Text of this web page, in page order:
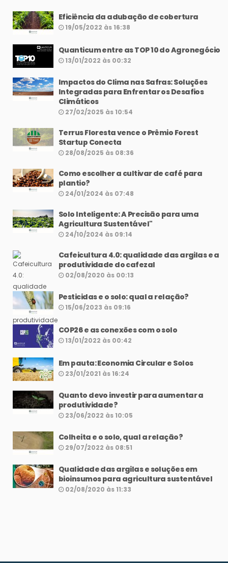
Eficiência da adubação de cobertura
19/05/2022 às 16:38
Quanticum entre as TOP 10 do Agronegócio
13/01/2022 às 00:32
Impactos do Clima nas Safras: Soluções
Integradas para Enfrentar os Desafios
Climáticos
27/02/2025 às 10:54
Terrus Floresta vence o Prêmio Forest
Startup Conecta
28/08/2025 às 08:36
Como escolher a cultivar de café para
plantio?
24/01/2024 às 07:48
Solo Inteligente: A Precisão para uma
Agricultura Sustentável"
24/10/2024 às 09:14
Cafeicultura 4.0: qualidade das argilas e a
produtividade do cafezal
02/08/2020 às 00:13
Pesticidas e o solo: qual a relação?
15/06/2023 às 09:16
COP26 e as conexões com o solo
13/01/2022 às 00:42
Em pauta: Economia Circular e Solos
23/01/2021 às 16:24
Quanto devo investir para aumentar a
produtividade?
23/06/2022 às 10:05
Colheita e o solo, qual a relação?
29/07/2022 às 08:51
Qualidade das argilas e soluções em
bioinsumos para agricultura sustentável
02/08/2020 às 11:33